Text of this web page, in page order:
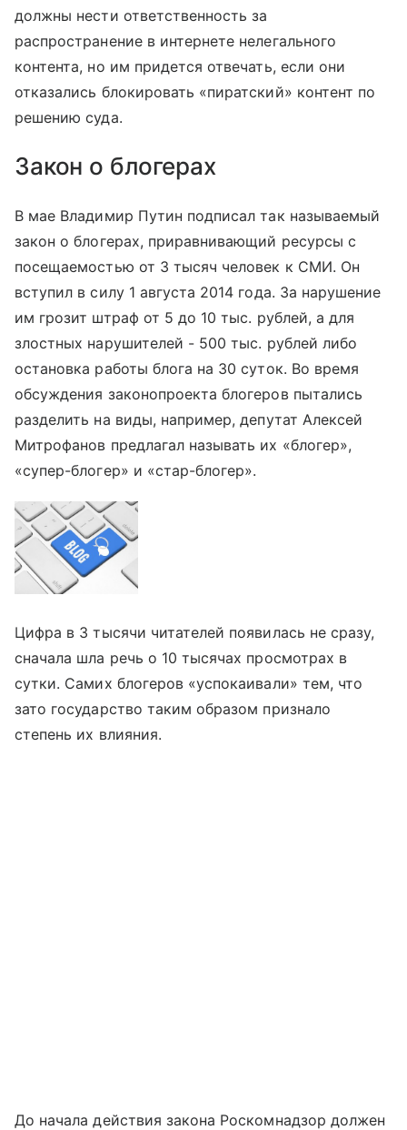
должны нести ответственность за
распространение в интернете нелегального
контента, но им придется отвечать, если они
отказались блокировать «пиратский» контент по
решению суда.
Закон о блогерах
В мае Владимир Путин подписал так называемый
закон о блогерах, приравнивающий ресурсы с
посещаемостью от 3 тысяч человек к СМИ. Он
вступил в силу 1 августа 2014 года. За нарушение
им грозит штраф от 5 до 10 тыс. рублей, а для
злостных нарушителей - 500 тыс. рублей либо
остановка работы блога на 30 суток. Во время
обсуждения законопроекта блогеров пытались
разделить на виды, например, депутат Алексей
Митрофанов предлагал называть их «блогер»,
«супер-блогер» и «стар-блогер».
Цифра в 3 тысячи читателей появилась не сразу,
сначала шла речь о 10 тысячах просмотрах в
сутки. Самих блогеров «успокаивали» тем, что
зато государство таким образом признало
степень их влияния.
До начала действия закона Роскомнадзор должен